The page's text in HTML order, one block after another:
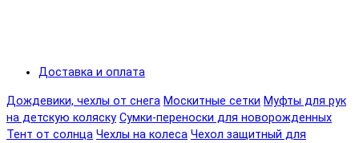
Доставка и оплата
Дождевики, чехлы от снега Москитные сетки Муфты для рук
на детскую коляску Сумки-переноски для новорожденных
Тент от солнца Чехлы на колеса Чехол защитный для